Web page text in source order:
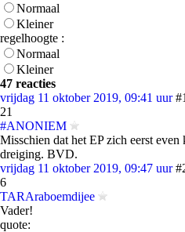
Normaal
Kleiner
regelhoogte :
Normaal
Kleiner
47 reacties
vrijdag 11 oktober 2019, 09:41 uur #1
21
#ANONIEM
Misschien dat het EP zich eerst
dreiging. BVD.
vrijdag 11 oktober 2019, 09:47 uur
6
TARAraboemdijee
Vader!
quote: